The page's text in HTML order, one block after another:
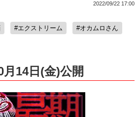
2022/09/22 17:00
#エクストリーム #オカムロさん
14日(金)公開